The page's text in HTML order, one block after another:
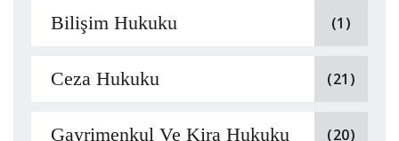
Bilişim Hukuku (1)
Ceza Hukuku (21)
Gayrimenkul Ve Kira Hukuku (20)